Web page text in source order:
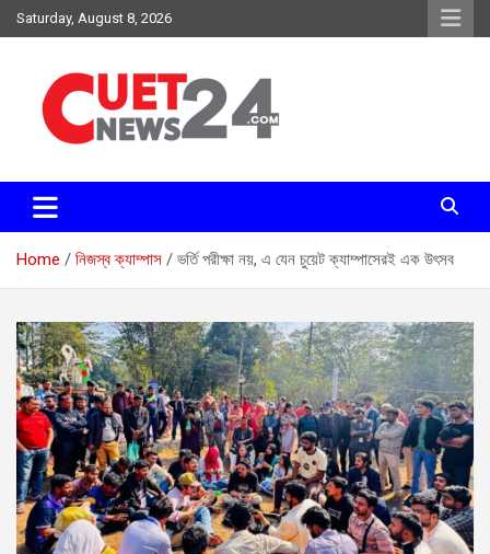
Skip
to
Saturday, August 8, 2026
চুয়েট নিউজ২৪
Home নিজস্ব ক্যাম্পাস ভর্তি পরীক্ষা নয়, এ যেন চুয়েট ক্যাম্পাসেরই এক উৎসব